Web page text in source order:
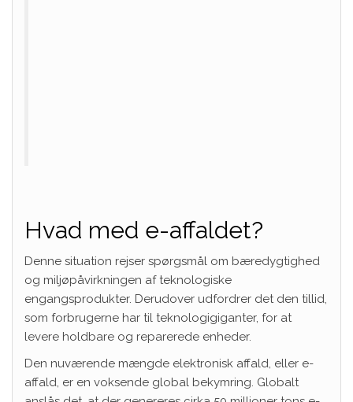
Hvad med e-affaldet?
Denne situation rejser spørgsmål om bæredygtighed
og miljøpåvirkningen af ​​teknologiske
engangsprodukter. Derudover udfordrer det den tillid,
som forbrugerne har til teknologigiganter, for at
levere holdbare og reparerede enheder.
Den nuværende mængde elektronisk affald, eller e-
affald, er en voksende global bekymring. Globalt